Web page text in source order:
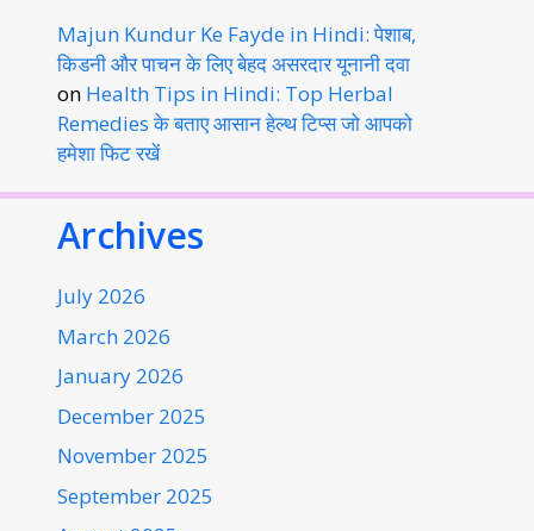
Majun Kundur Ke Fayde in Hindi: पेशाब,
किडनी और पाचन के लिए बेहद असरदार यूनानी दवा
on Health Tips in Hindi: Top Herbal
Remedies के बताए आसान हेल्थ टिप्स जो आपको
हमेशा फिट रखें
Archives
July 2026
March 2026
January 2026
December 2025
November 2025
September 2025